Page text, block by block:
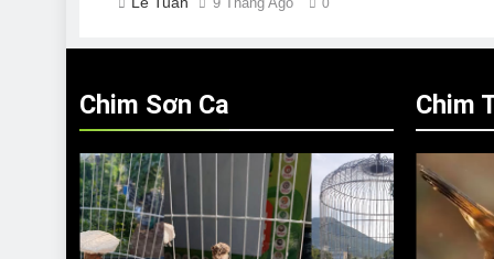
0
Chim Sơn Ca Chim